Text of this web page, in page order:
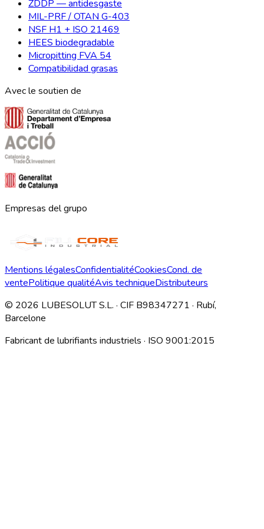
ZDDP — antidesgaste
MIL-PRF / OTAN G-403
NSF H1 + ISO 21469
HEES biodegradable
Micropitting FVA 54
Compatibilidad grasas
Avec le soutien de
Empresas del grupo
Mentions légalesConfidentialitéCookiesCond. de
ventePolitique qualitéAvis techniqueDistributeurs
© 2026 LUBESOLUT S.L. · CIF B98347271 · Rubí,
Barcelone
Fabricant de lubrifiants industriels · ISO 9001:2015